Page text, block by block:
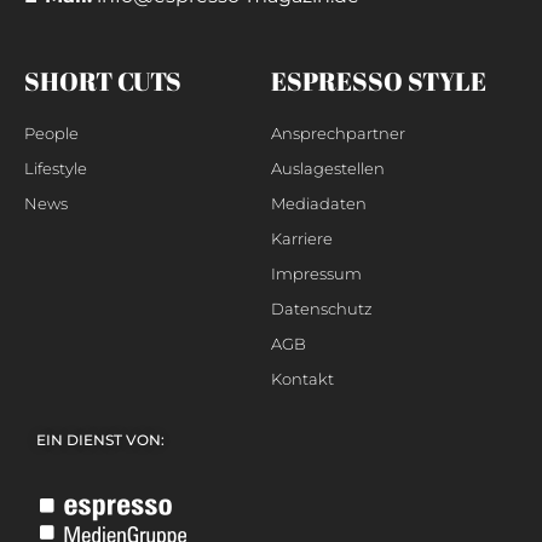
SHORT CUTS
People
Lifestyle
News
ESPRESSO STYLE
Ansprechpartner
Auslagestellen
Mediadaten
Karriere
Impressum
Datenschutz
AGB
Kontakt
EIN DIENST VON: